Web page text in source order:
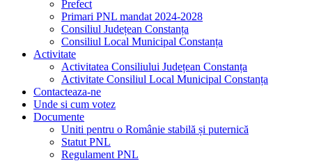
Prefect
Primari PNL mandat 2024-2028
Consiliul Județean Constanța
Consiliul Local Municipal Constanța
Activitate
Activitatea Consiliului Județean Constanța
Activitate Consiliul Local Municipal Constanța
Contacteaza-ne
Unde si cum votez
Documente
Uniti pentru o Românie stabilă și puternică
Statut PNL
Regulament PNL